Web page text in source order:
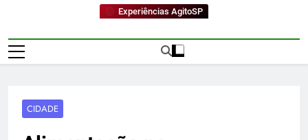
Experiências AgitoSP
CIDADE